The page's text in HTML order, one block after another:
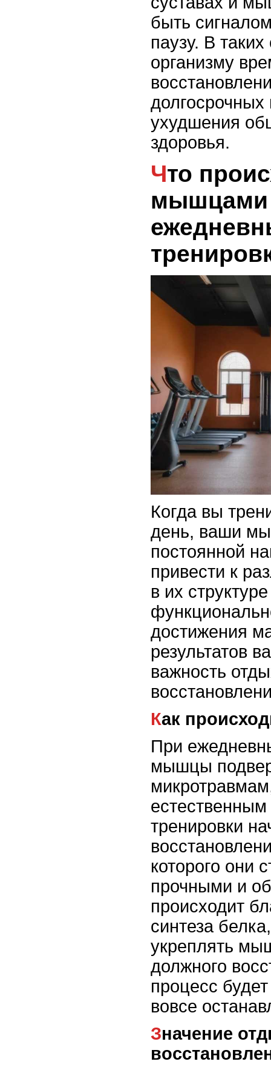
быть
паузу. В
организму
ухудшения
здоровья.
Что происходит с
мышцами
Когда вы
день, ваши
постоянной
привести к
в их
достижения
результатов
важность
Как
При
мышцы
тренировки
которого они
прочными и
происходит
синтеза
укреплять
должного
процесс
вовсе
Значение отдыха и